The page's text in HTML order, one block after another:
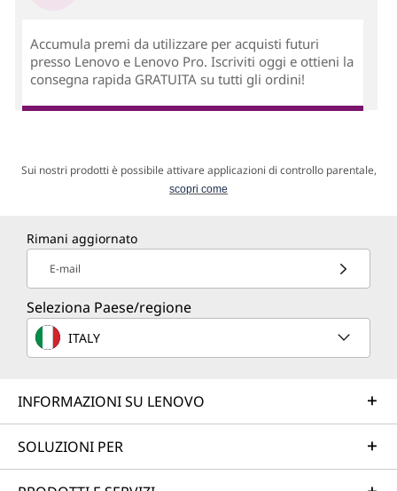
Accumula premi da utilizzare per acquisti futuri
presso Lenovo e Lenovo Pro. Iscriviti oggi e ottieni la
consegna rapida GRATUITA su tutti gli ordini!
Sui nostri prodotti è possibile attivare applicazioni di controllo parentale,
scopri come
Rimani aggiornato
E-mail
Seleziona Paese/regione
ITALY
INFORMAZIONI SU LENOVO
SOLUZIONI PER